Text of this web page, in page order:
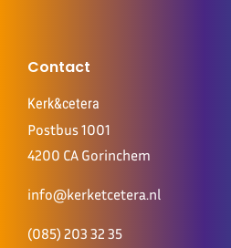
Contact
Kerk&cetera
Postbus 1001
4200 CA Gorinchem
info@kerketcetera.nl
(085) 203 32 35